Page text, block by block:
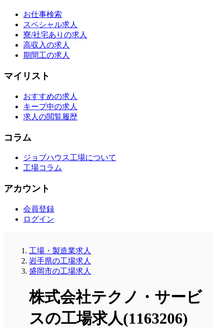
お仕事検索
スペシャル求人
寮/社宅ありの求人
高収入の求人
期間工の求人
マイリスト
おすすめの求人
キープ中の求人
求人の閲覧履歴
コラム
ジョブハウス工場について
工場コラム
アカウント
会員登録
ログイン
工場・製造業求人
岩手県の工場求人
盛岡市の工場求人
株式会社テクノ・サービ
スの工場求人(1163206)